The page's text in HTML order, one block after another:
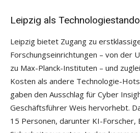
Leipzig als
Leipzig bietet Zugang zu
Forschungseinrichtungen – von der
zu Max-Planck-Instituten – und
Kosten als andere Technologie-
gaben den Ausschlag für Cyber
Geschäftsführer Weis hervorhebt.
15 Personen, darunter KI-Forscher,